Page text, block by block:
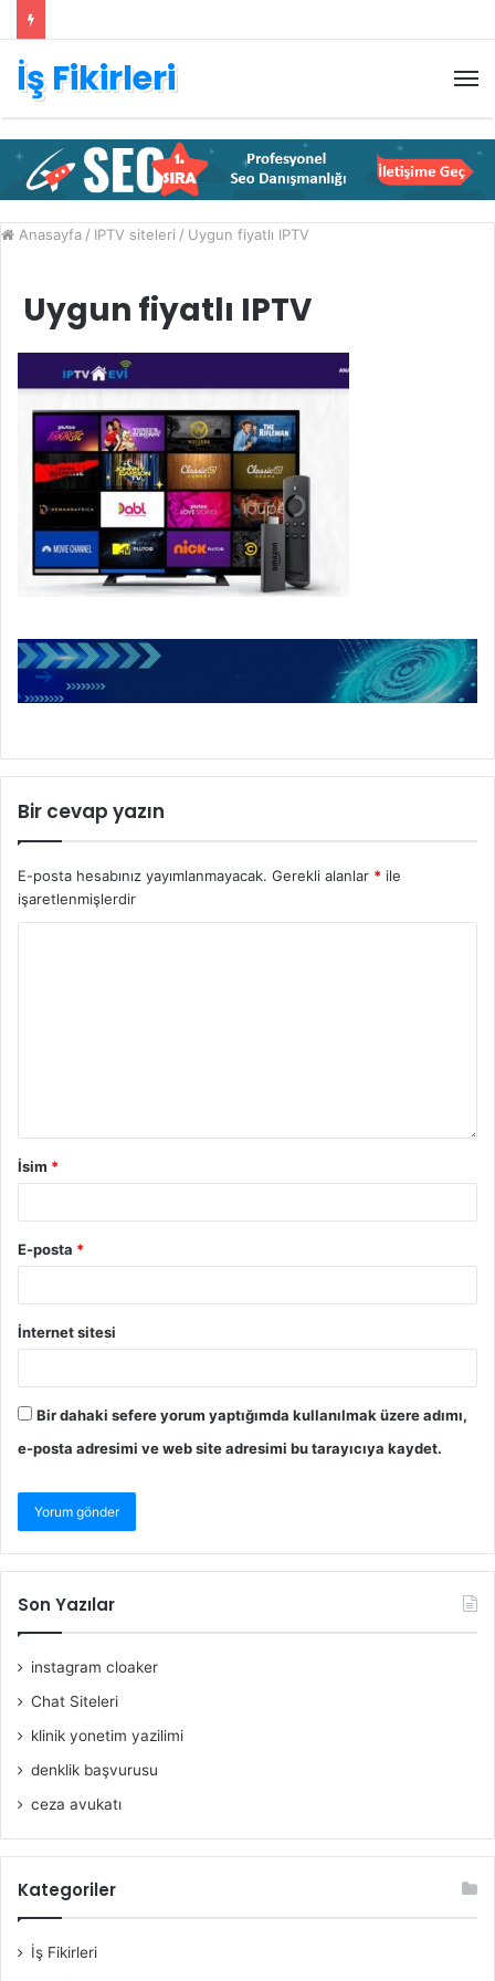
İş Fikirleri
Anasayfa / IPTV siteleri / Uygun fiyatlı IPTV
Uygun fiyatlı IPTV
Bir cevap yazın
E-posta hesabınız yayımlanmayacak. Gerekli alanlar * ile
işaretlenmişlerdir
İsim *
E-posta *
İnternet sitesi
Bir dahaki sefere yorum yaptığımda kullanılmak üzere adımı,
e-posta adresimi ve web site adresimi bu tarayıcıya kaydet.
Son Yazılar
instagram cloaker
Chat Siteleri
klinik yonetim yazilimi
denklik başvurusu
ceza avukatı
Kategoriler
İş Fikirleri